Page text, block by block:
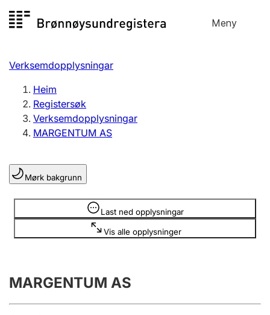
til
Meny
Registersøk
Aksjeselskap
Enkeltpersonføretak
Registrere, endre, slette
Lag og foreining
Registrere, endre, slette
Årsrekneskap
Innsending og forseinkingsgebyr
Verksemdopplysningar
Heim
Registersøk
Verksemdopplysningar
MARGENTUM AS
Mørk bakgrunn
Last ned opplysningar
Vis alle opplysninger
Opplysninger er skjult
MARGENTUM AS